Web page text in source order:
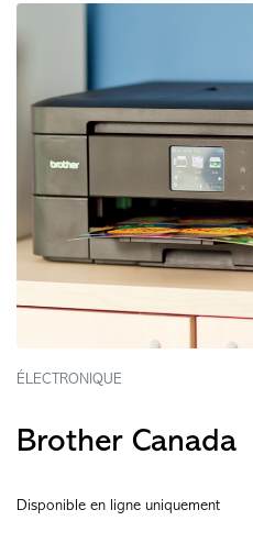
ÉLECTRONIQUE
Brother Canada
Disponible en ligne uniquement